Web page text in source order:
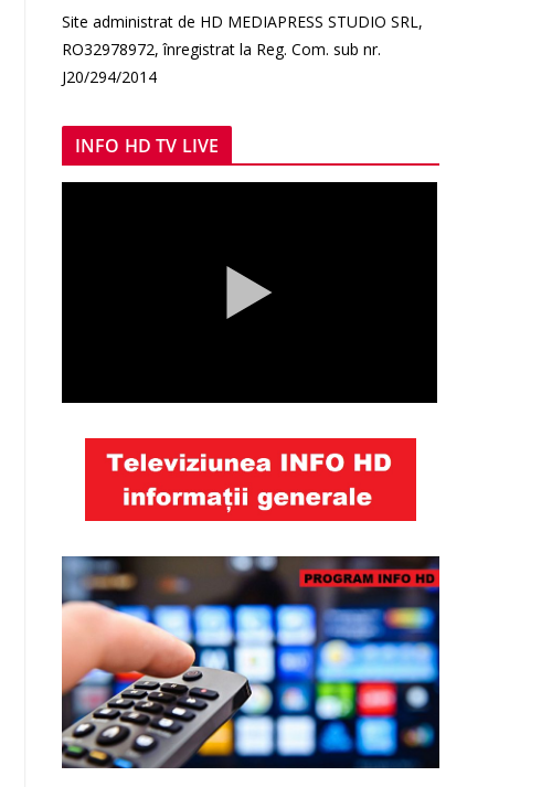
Site administrat de HD MEDIAPRESS STUDIO SRL,
RO32978972, înregistrat la Reg. Com. sub nr.
J20/294/2014
INFO HD TV LIVE